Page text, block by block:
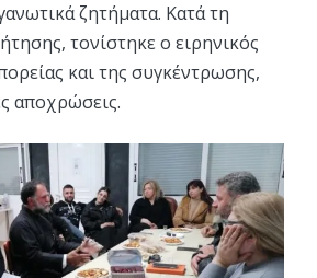
ζητήματα. Κατά τη
τονίστηκε ο ειρηνικός
και της συγκέντρωσης,
αποχρώσεις.